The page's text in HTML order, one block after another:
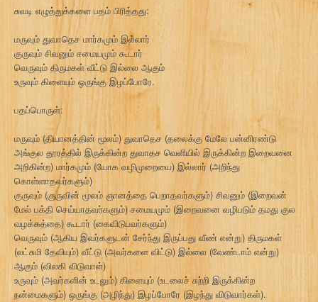
சுவடி எழுத்துக்களை பதம் பிரித்தது:
மருவும் துவாதெச மார்கமும் இல்லார்
குருவும் சிவனும் சமையமும் கூடார்
வெருவும் திருமகள் வீட்டு இல்லை ஆகும்
உருவும் கிளையும் ஒருங்கு இழப்போரே.
பதப்பொருள்:
மருவும் (தியானத்தின் மூலம்) துவாதெச (தலைக்கு மேலே பன்னிரண்டு
அங்குல தூரத்தில் இருக்கின்ற துவாதச வெளியில் இருக்கின்ற இறைவனை
அறிகின்ற) மார்கமும் (யோக வழிமுறையை) இல்லார் (அறிந்து
கொள்ளாதவர்களும்)
குருவும் (குருவின் மூலம் ஞானத்தை பெறாதவர்களும்) சிவனும் (இறைவன்
மேல் பக்தி செய்யாதவர்களும்) சமையமும் (இறைவனை வழிபடும் தமது குல
வழக்கத்தை) கூடார் (கைவிடுபவர்களும்)
வெருவும் (ஆகிய இவர்களுடன் சேர்ந்து இருப்பது வீண் என்று) திருமகள்
(லட்சுமி தேவியும்) வீட்டு (அவர்களை விட்டு) இல்லை (வேண்டாம் என்று)
ஆகும் (விலகி விடுவாள்)
உருவும் (அவர்களின் உடலும்) கிளையும் (உடலைச் சுற்றி இருக்கின்ற
நன்மைகளும்) ஒருங்கு (அழிந்து) இழப்போரே (இழந்து விடுவார்கள்).